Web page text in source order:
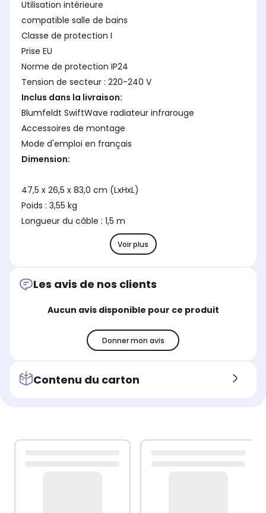
Utilisation intérieure
compatible salle de bains
Classe de protection I
Prise EU
Norme de protection IP24
Tension de secteur : 220-240 V
Inclus dans la livraison:
Blumfeldt SwiftWave radiateur infrarouge
Accessoires de montage
Mode d'emploi en français
Dimension:
47,5 x 26,5 x 83,0 cm (LxHxL)
Poids : 3,55 kg
Longueur du câble : 1,5 m
Voir plus
Les avis de nos clients
Aucun avis disponible pour ce produit
Donner mon avis
Contenu du carton